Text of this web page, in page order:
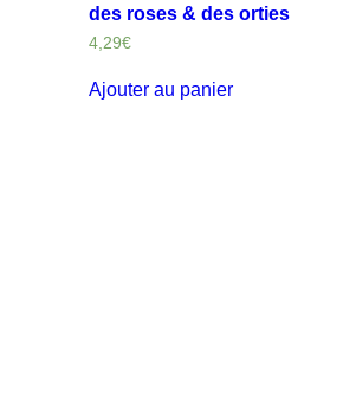
des roses & des orties
4,29€
Ajouter au panier